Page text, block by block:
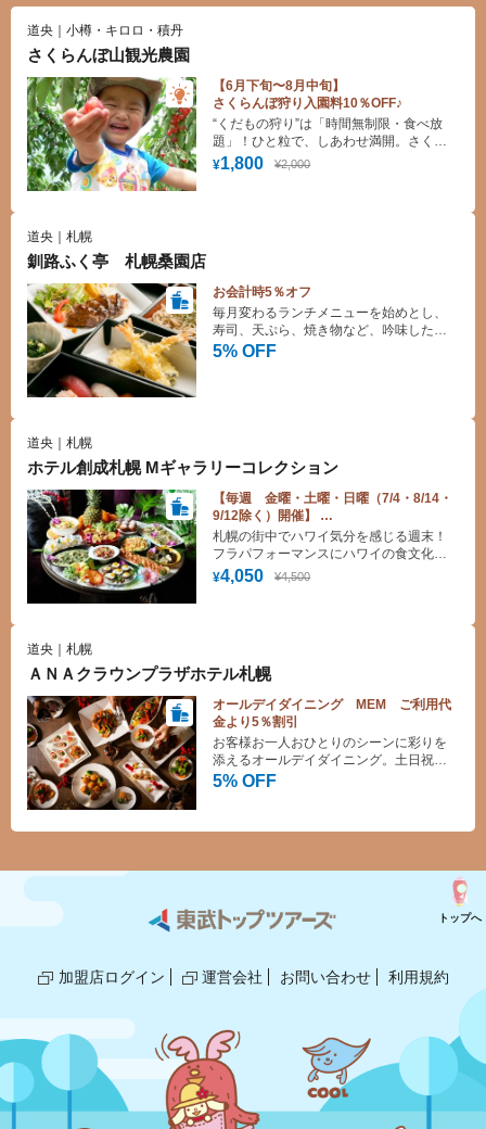
道央｜小樽・キロロ・積丹
さくらんぼ山観光農園
【​6月下旬〜8月中旬】
さくらんぼ狩り入園料10％OFF♪
¥1,800 ¥2,000
“くだもの狩り”は「時間無制限・食べ放
題」！ひと粒で、しあわせ満開。さくら
んぼ狩り！
道央｜札幌
釧路ふく亭 札幌桑園店
お会計時5％オフ
5% OFF
毎月変わるランチメニューを始めとし、
寿司、天ぷら、焼き物など、吟味した素
材をバラエティーあふれるセットメニュ
道央｜札幌
ホテル創成札幌 Mギャラリーコレクション
【毎週 金曜・土曜・日曜（7/4・8/14・
9/12除く）開催】
レストラン「BARLEY GRILL AND
BAR」
ハワイアンフェスティバル・ランチビュ
ッフェ割引
¥4,050 ¥4,500
札幌の街中でハワイ気分を感じる週末！
フラパフォーマンスにハワイの食文化を
ご堪能いただけます！ゆったりとランチ
タイムをお過ごしください♪ *パフォー
道央｜札幌
ＡＮＡクラウンプラザホテル札幌
オールデイダイニング MEM ご利用代
金より5％割引
5% OFF
お客様お一人おひとりのシーンに彩りを
添えるオールデイダイニング。土日祝
「ランチブッフェ」開催！！
加盟店ログイン 運営会社 お問い合わせ 利用規約
トップへ